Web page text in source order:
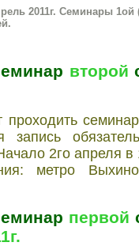
2011г. Семинары 1ой
второй
проходить
запись
2го апреля в
метро
первой